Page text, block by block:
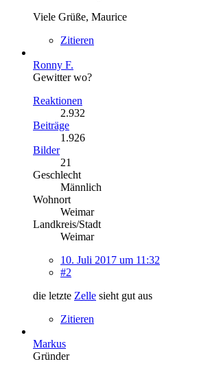
Viele Grüße, Maurice
Zitieren
Ronny F.
Gewitter wo?
Reaktionen
2.932
Beiträge
1.926
Bilder
21
Geschlecht
Männlich
Wohnort
Weimar
Landkreis/Stadt
Weimar
10. Juli 2017 um 11:32
#2
die letzte Zelle sieht gut aus
Zitieren
Markus
Gründer